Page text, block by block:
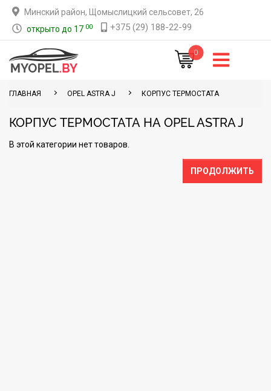
Минский район, Щомыслицкий сельсовет, 26
открыто до 17 00 +375 (29) 188-22-99
0
ГЛАВНАЯ OPEL ASTRA J КОРПУС ТЕРМОСТАТА
КОРПУС ТЕРМОСТАТА НА OPEL ASTRA J
В этой категории нет товаров.
ПРОДОЛЖИТЬ